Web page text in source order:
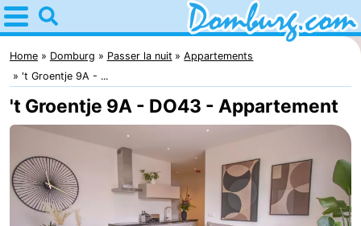
Home
Domburg
Astuces
Avec
les
enfants
Webcam
Webcam
Home Domburg Passer la nuit
Appartements
't Groentje 9A - ...
't Groentje 9A - DO43 - Appartement